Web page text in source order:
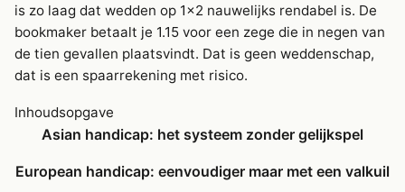
is zo laag dat wedden op 1×2 nauwelijks rendabel is. De
bookmaker betaalt je 1.15 voor een zege die in negen van
de tien gevallen plaatsvindt. Dat is geen weddenschap,
dat is een spaarrekening met risico.
Inhoudsopgave
Asian handicap: het systeem zonder gelijkspel
European handicap: eenvoudiger maar met een valkuil